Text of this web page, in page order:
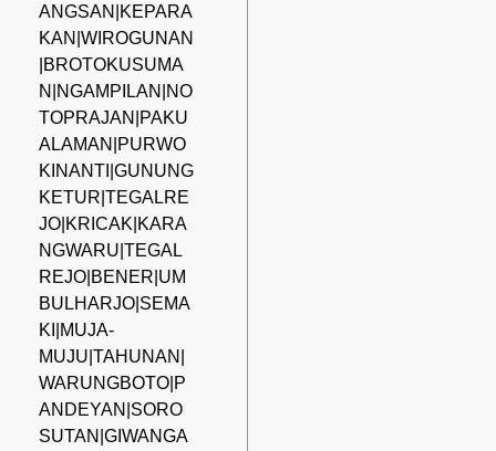
ANGSAN|KEPARA
KAN|WIROGUNAN
|BROTOKUSUMA
N|NGAMPILAN|NO
TOPRAJAN|PAKU
ALAMAN|PURWO
KINANTI|GUNUNG
KETUR|TEGALRE
JO|KRICAK|KARA
NGWARU|TEGAL
REJO|BENER|UM
BULHARJO|SEMA
KI|MUJA-
MUJU|TAHUNAN|
WARUNGBOTO|P
ANDEYAN|SORO
SUTAN|GIWANGA